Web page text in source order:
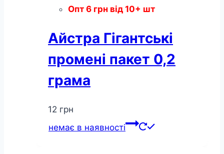
Опт 6 грн від 10+ шт
Айстра Гігантські
промені пакет 0,2
грама
12 грн
немає в наявності